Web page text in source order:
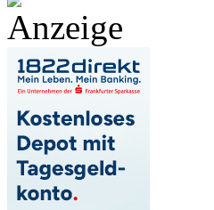
Anzeige